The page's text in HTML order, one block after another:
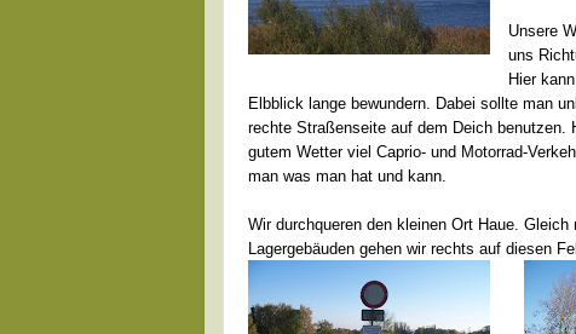
Unsere
uns
Hier
Elbblick lange bewundern. Dabei sollte man
rechte Straßenseite auf dem Deich benutzen.
gutem Wetter viel Caprio- und Motorrad-
man was man hat und kann.
Wir durchqueren den kleinen Ort Haue. Gleich
Lagergebäuden gehen wir rechts auf diesen